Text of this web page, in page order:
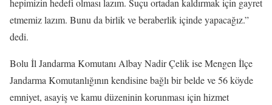
hepimizin hedefi olması lazım. Suçu ortadan kaldırmak için gayret
etmemiz lazım. Bunu da birlik ve beraberlik içinde yapacağız.”
dedi.
Bolu İl Jandarma Komutanı Albay Nadir Çelik ise Mengen İlçe
Jandarma Komutanlığının kendisine bağlı bir belde ve 56 köyde
emniyet, asayiş ve kamu düzeninin korunması için hizmet